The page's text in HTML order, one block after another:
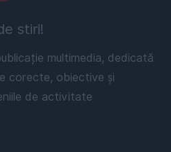
stiri!
multimedia, dedicată
corecte, obiective și
de activitate